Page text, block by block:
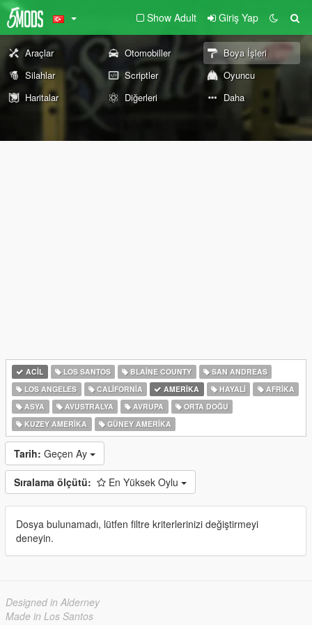
Show Adult Giriş Yap
Araçlar Otomobiller
Boya İşleri
Silahlar
Scriptler
Oyuncu
Haritalar
Diğerleri Daha
ACIL LOS SANTOS BLAINE COUNTY
SAN ANDREAS
LOS ANGELES
CALIFORNIA AMERIKA HAYALI
AFRIKA
ASYA
AVUSTRALYA AVRUPA
ORTA DOĞU
KUZEY AMERIKA
GÜNEY AMERIKA
Tarih: Geçen Ay
Sıralama ölçütü: En Yüksek Oylu
Dosya bulunamadı, lütfen filtre kriterlerinizi değiştirmeyi
deneyin.
Designed in Alderney
Made in Los Santos